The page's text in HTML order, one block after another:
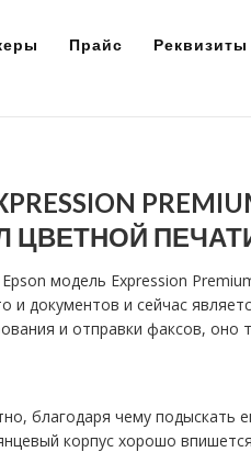
Прайс Реквизиты
ЦВЕТНОЙ
модель Expression
и документов и сейчас
и отправки факсов,
благодаря чему
корпус хорошо